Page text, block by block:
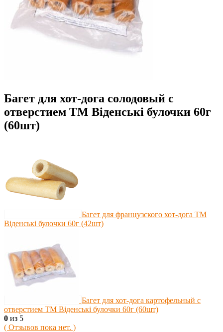
Багет для хот-дога солодовый с
отверстием ТМ Віденські булочки 60г
(60шт)
Багет для французского хот-дога ТМ
Віденські булочки 60г (42шт)
Багет для хот-дога картофельный с
отверстием ТМ Віденські булочки 60г (60шт)
0 из 5
( Отзывов пока нет. )